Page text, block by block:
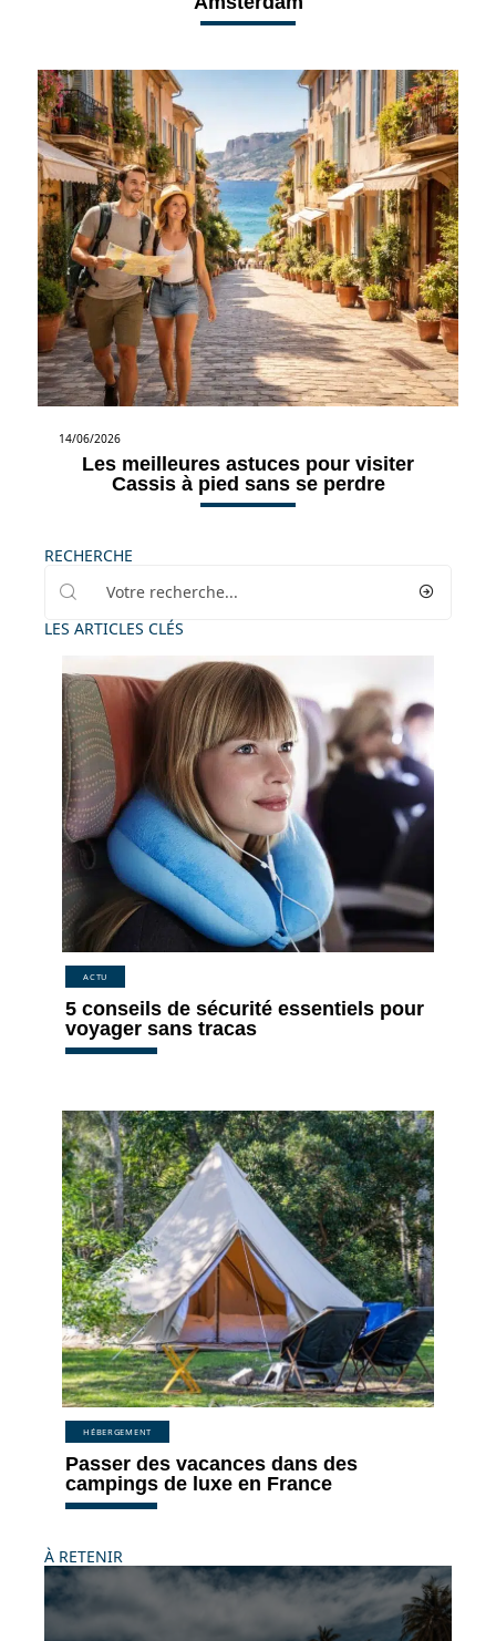
14/06/2026
Les meilleures astuces pour visiter
Cassis à pied sans se perdre
RECHERCHE
LES ARTICLES CLÉS
ACTU
5 conseils de sécurité essentiels pour
voyager sans tracas
HÉBERGEMENT
Passer des vacances dans des
campings de luxe en France
À RETENIR